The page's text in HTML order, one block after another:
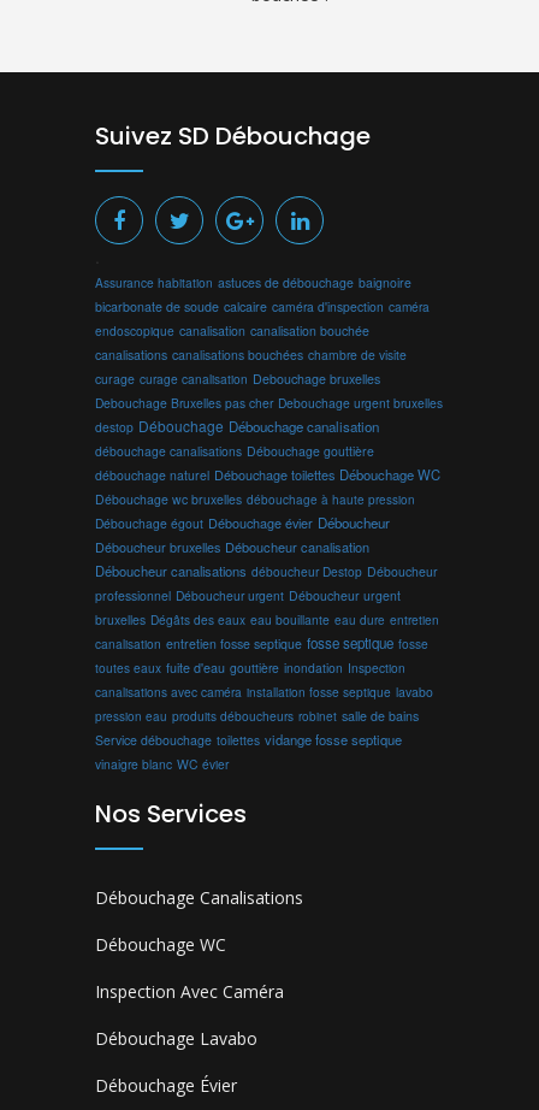
Suivez SD Débouchage
Assurance habitation astuces de débouchage baignoire
bicarbonate de soude calcaire caméra d'inspection caméra
endoscopique canalisation canalisation bouchée
canalisations canalisations bouchées chambre de visite
curage curage canalisation Debouchage bruxelles
Debouchage Bruxelles pas cher Debouchage urgent bruxelles
destop Débouchage Débouchage canalisation
débouchage canalisations Débouchage gouttière
débouchage naturel Débouchage toilettes Débouchage WC
Débouchage wc bruxelles débouchage à haute pression
Débouchage égout Débouchage évier Déboucheur
Déboucheur bruxelles Déboucheur canalisation
Déboucheur canalisations déboucheur Destop Déboucheur
professionnel Déboucheur urgent Déboucheur urgent
bruxelles Dégâts des eaux eau bouillante eau dure entretien
canalisation entretien fosse septique fosse septique fosse
toutes eaux fuite d'eau gouttière inondation Inspection
canalisations avec caméra installation fosse septique lavabo
pression eau produits déboucheurs robinet salle de bains
Service débouchage toilettes vidange fosse septique
vinaigre blanc WC évier
Nos Services
Débouchage Canalisations
Débouchage WC
Inspection Avec Caméra
Débouchage Lavabo
Débouchage Évier